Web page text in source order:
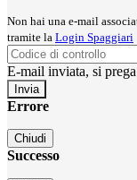
Non hai una e-mail
tramite la Login Spaggiari
E-mail inviata, si
Errore
Chiudi
Successo